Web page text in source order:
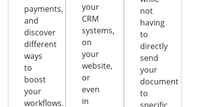
payments,
and
discover
different
ways
to
boost
your
workflows.
your
CRM
systems,
on
your
website,
or
even
in
not
having
to
directly
send
your
document
to